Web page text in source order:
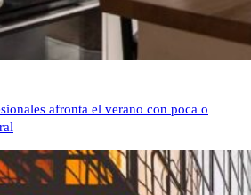
afronta el verano con poca o